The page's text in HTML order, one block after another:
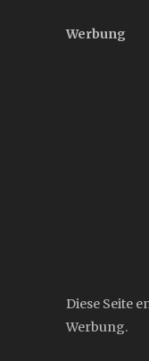
Werbung
Diese Seite
Werbung.